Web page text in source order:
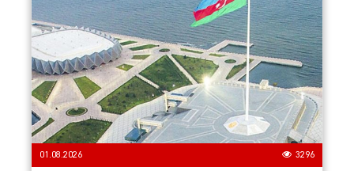
01.08.2026 3296